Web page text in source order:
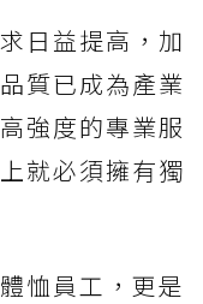
日益提高，加
質已成為產業
強度的專業服
就必須擁有獨
恤員工，更是